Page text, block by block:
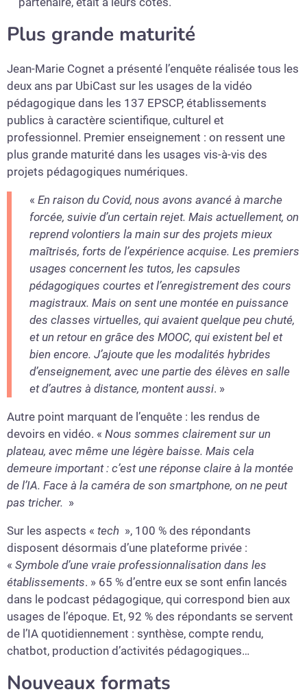
Plus grande maturité
Jean-Marie Cognet a présenté l’enquête réalisée tous les
deux ans par UbiCast sur les usages de la vidéo
pédagogique dans les 137 EPSCP, établissements
publics à caractère scientifique, culturel et
professionnel. Premier enseignement : on ressent une
plus grande maturité dans les usages vis-à-vis des
projets pédagogiques numériques.
« En raison du Covid, nous avons avancé à marche
forcée, suivie d’un certain rejet. Mais actuellement, on
reprend volontiers la main sur des projets mieux
maîtrisés, forts de l’expérience acquise. Les premiers
usages concernent les tutos, les capsules
pédagogiques courtes et l’enregistrement des cours
magistraux. Mais on sent une montée en puissance
des classes virtuelles, qui avaient quelque peu chuté,
et un retour en grâce des MOOC, qui existent bel et
bien encore. J’ajoute que les modalités hybrides
d’enseignement, avec une partie des élèves en salle
et d’autres à distance, montent aussi. »
Autre point marquant de l’enquête : les rendus de
devoirs en vidéo. « Nous sommes clairement sur un
plateau, avec même une légère baisse. Mais cela
demeure important : c’est une réponse claire à la montée
de l’IA. Face à la caméra de son smartphone, on ne peut
pas tricher. »
Sur les aspects « tech », 100 % des répondants
disposent désormais d’une plateforme privée :
« Symbole d’une vraie professionnalisation dans les
établissements. » 65 % d’entre eux se sont enfin lancés
dans le podcast pédagogique, qui correspond bien aux
usages de l’époque. Et, 92 % des répondants se servent
de l’IA quotidiennement : synthèse, compte rendu,
chatbot, production d’activités pédagogiques…
Nouveaux formats